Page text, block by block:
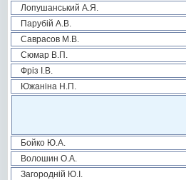
Лопушанський А.Я.
Парубій А.В.
Саврасов М.В.
Сюмар В.П.
Фріз І.В.
Южаніна Н.П.
Бойко Ю.А.
Волошин О.А.
Загородній Ю.І.